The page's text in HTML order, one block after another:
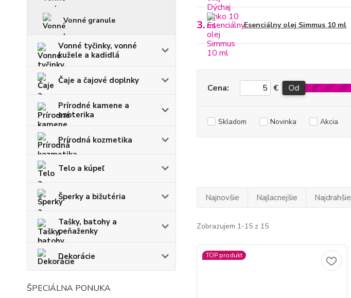
Vonné granule
Vonné tyčinky, vonné
kužele a kadidlá
Čaje a čajové doplnky
Prírodné kamene a
ezoterika
Prírodná kozmetika
Telo a kúpeľ
Šperky a bižutéria
Tašky, batohy a
peňaženky
Dekorácie
ŠPECIÁLNA PONUKA
3. Esenciálny olej Simmus 10 ml
Cena: € Od
Skladom Novinka Akcia
Najnovšie Najlacnejšie Najdrahšie
Zobrazujem 1-15 z 15
TOP produkt